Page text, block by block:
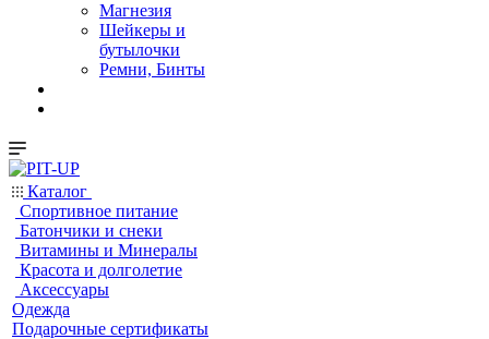
Магнезия
Шейкеры и
бутылочки
Ремни, Бинты
Каталог
Спортивное питание
Батончики и снеки
Витамины и Минералы
Красота и долголетие
Аксессуары
Одежда
Подарочные сертификаты